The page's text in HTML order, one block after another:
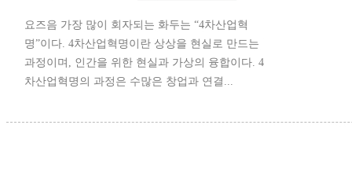
요즈음 가장 많이 회자되는 화두는 “4차산업혁
명”이다. 4차산업혁명이란 상상을 현실로 만드는
과정이며, 인간을 위한 현실과 가상의 융합이다. 4
차산업혁명의 과정은 수많은 창업과 연결...